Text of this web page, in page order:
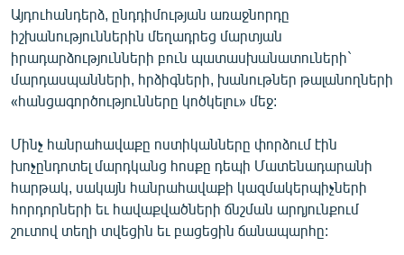
Այդուհանդերձ, ընդդիմության առաջնորդը
իշխանություններին մեղադրեց մարտյան
իրադարձությունների բուն պատասխանատուների`
մարդասպանների, հրձիգների, խանութներ թալանողների
«հանցագործությունները կոծկելու» մեջ:
Մինչ հանրահավաքը ոստիկանները փորձում էին
խոչընդոտել մարդկանց հոսքը դեպի Մատենադարանի
հարթակ, սակայն հանրահավաքի կազմակերպիչների
հորդորների եւ հավաքվածների ճնշման արդյունքում
շուտով տեղի տվեցին եւ բացեցին ճանապարհը: